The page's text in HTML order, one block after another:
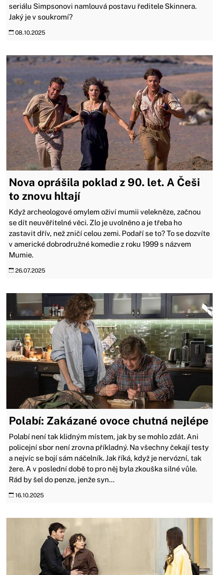
seriálu Simpsonovi namlouvá postavu ředitele Skinnera.
Jaký je v soukromí?
08.10.2025
Nova oprášila poklad z 90. let. A Češi
to znovu hltají
Když archeologové omylem oživí mumii velekněze, začnou
se dít neuvěřitelné věci. Zlo je uvolněno a je třeba ho
zastavit dřív, než zničí celou zemi. Podaří se to? To se dozvíte
v americké dobrodružné komedie z roku 1999 s názvem
Mumie.
26.07.2025
Polabí: Zakázané ovoce chutná nejlépe
Polabí není tak klidným místem, jak by se mohlo zdát. Ani
policejní sbor není zrovna příkladný. Na všechny čekají testy
a nejvíc se bojí sám náčelník. Jak říká, když je nervózní, tak
žere. A v poslední době to pro něj byla zkouška silné vůle.
Rád by šel do penze, jenže syn...
16.10.2025